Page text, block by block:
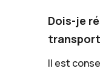
Dois-je
transport
Il est